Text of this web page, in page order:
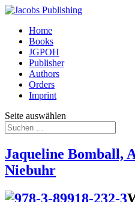
Home
Books
JGPOH
Publisher
Authors
Orders
Imprint
Seite auswählen
Jaqueline Bomball,
Niebuhr